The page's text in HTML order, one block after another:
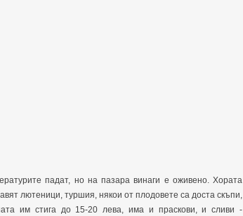
падат, но на пазара винаги е оживено. Хората
лютеници, туршия, някои от плодовете са доста скъпи,
им стига до 15-20 лева, има и праскови, и сливи -